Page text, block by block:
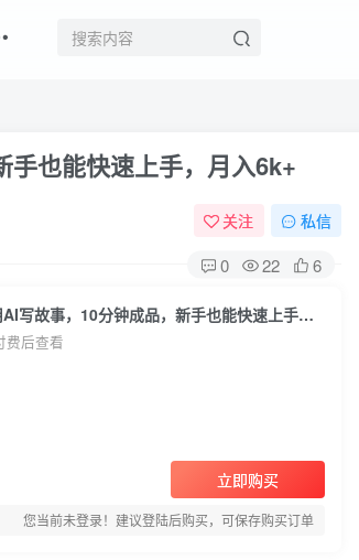
手也能快速上手，月入6k+
关注 私信
0 22 6
头条故事类新玩法，用AI写故事，10分钟成品，新手也能快速上手，月入6k+
费后查看
立即购买
您当前未登录！建议登陆后购买，可保存购买订单